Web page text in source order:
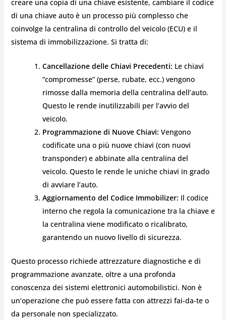
creare una copia di una chiave esistente, cambiare il codice
di una chiave auto è un processo più complesso che
coinvolge la centralina di controllo del veicolo (ECU) e il
sistema di immobilizzazione. Si tratta di:
Cancellazione delle Chiavi Precedenti: Le chiavi
“compromesse” (perse, rubate, ecc.) vengono
rimosse dalla memoria della centralina dell’auto.
Questo le rende inutilizzabili per l’avvio del
veicolo.
Programmazione di Nuove Chiavi: Vengono
codificate una o più nuove chiavi (con nuovi
transponder) e abbinate alla centralina del
veicolo. Questo le rende le uniche chiavi in grado
di avviare l’auto.
Aggiornamento del Codice Immobilizer: Il codice
interno che regola la comunicazione tra la chiave e
la centralina viene modificato o ricalibrato,
garantendo un nuovo livello di sicurezza.
Questo processo richiede attrezzature diagnostiche e di
programmazione avanzate, oltre a una profonda
conoscenza dei sistemi elettronici automobilistici. Non è
un’operazione che può essere fatta con attrezzi fai-da-te o
da personale non specializzato.